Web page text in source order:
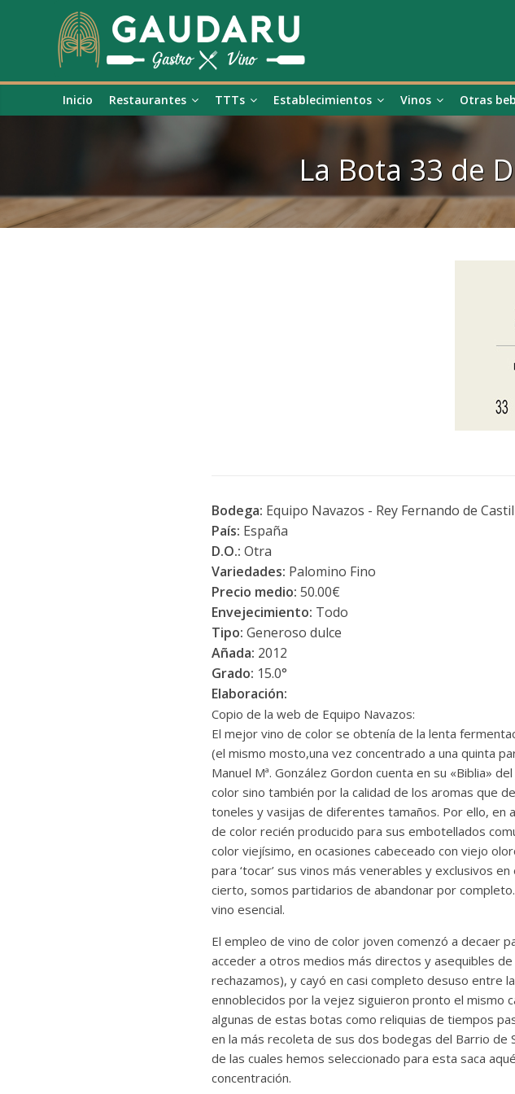
Inicio Restaurantes TTTs Establecimientos Vinos Otras
La Bota 33 de
Bodega: Equipo Navazos - Rey Fernando de
País: España
D.O.: Otra
Variedades: Palomino Fino
Precio medio: 50.00€
Envejecimiento: Todo
Tipo: Generoso dulce
Añada: 2012
Grado: 15.0°
Elaboración:
Copio de la web de Equipo Navazos:
El mejor vino de color se obtenía de la lenta
(el mismo mosto,una vez concentrado a una quinta
Manuel Mª. González Gordon cuenta en su «Biblia»
color sino también por la calidad de los aromas que
toneles y vasijas de diferentes tamaños. Por ello, en
de color recién producido para sus embotellados
color viejísimo, en ocasiones cabeceado con viejo
para ‘tocar’ sus vinos más venerables y exclusivos
cierto, somos partidarios de abandonar por
vino esencial.
El empleo de vino de color joven comenzó a decaer
acceder a otros medios más directos y asequibles
rechazamos), y cayó en casi completo desuso entre
ennoblecidos por la vejez siguieron pronto el mismo
algunas de estas botas como reliquias de tiempos
en la más recoleta de sus dos bodegas del Barrio
de las cuales hemos seleccionado para esta saca
concentración.